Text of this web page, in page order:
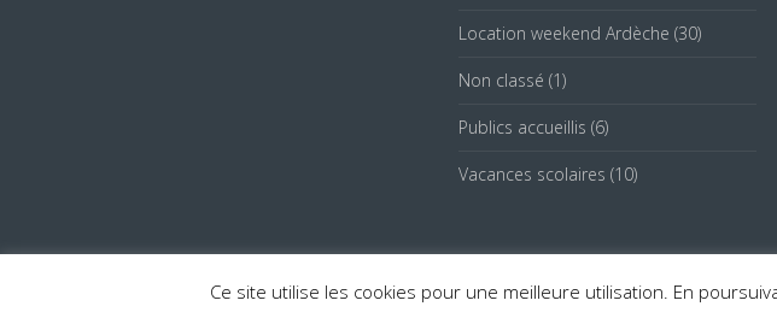
Location weekend Ardèche (30)
Non classé (1)
Publics accueillis (6)
Vacances scolaires (10)
La Maison Bleue - Le mas de Gras - 07700 Gras - Tel : 04 75 04 39 45
Ce site utilise les cookies pour une meilleure utilisation. En